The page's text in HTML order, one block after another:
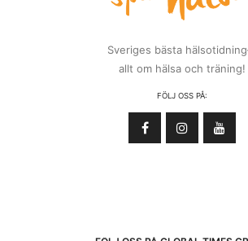
Sveriges bästa
allt om hälsa och träning!
FÖLJ OSS PÅ: